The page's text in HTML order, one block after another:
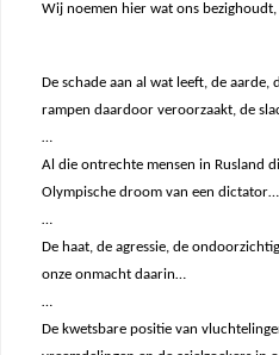
Wij noemen hier wat ons
De schade aan al wat leeft, de
rampen daardoor veroorzaakt, de
…
Al die ontrechte mensen in Rusland
Olympische droom van een dictator…
…
De haat, de agressie, de
onze onmacht daarin…
…
De kwetsbare positie van